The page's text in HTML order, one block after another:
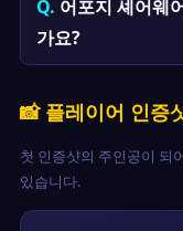
어포지 셰어웨
가요?
📸 플레이어 인증
첫 인증샷의 주인공이 되
있습니다.